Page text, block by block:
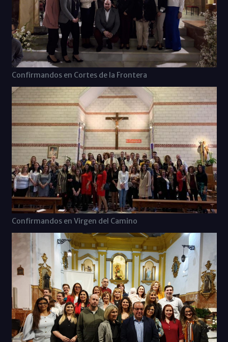
Confirmandos en Cortes de la Frontera
Confirmandos en Virgen del Camino